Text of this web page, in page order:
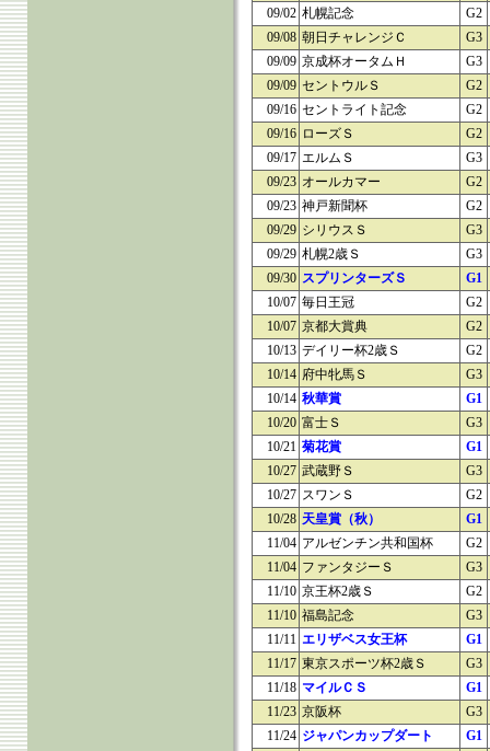
09/02 札幌記念
G2
09/08 朝日チャレンジＣ
G3
09/09 京成杯オータムＨ
G3
09/09 セントウルＳ
G2
09/16 セントライト記念
G2
09/16 ローズＳ
G2
09/17 エルムＳ
G3
09/23 オールカマー
G2
09/23 神戸新聞杯
G2
09/29 シリウスＳ
G3
09/29 札幌2歳Ｓ
G3
09/30 スプリンターズＳ
G1
10/07 毎日王冠
G2
10/07 京都大賞典
G2
10/13 デイリー杯2歳Ｓ
G2
10/14 府中牝馬Ｓ
G3
10/14 秋華賞
G1
10/20 富士Ｓ
G3
10/21 菊花賞
G1
10/27 武蔵野Ｓ
G3
10/27 スワンＳ
G2
10/28 天皇賞（秋）
G1
11/04 アルゼンチン共和国杯
G2
11/04 ファンタジーＳ
G3
11/10 京王杯2歳Ｓ
G2
11/10 福島記念
G3
11/11 エリザベス女王杯
G1
11/17 東京スポーツ杯2歳Ｓ
G3
11/18 マイルＣＳ
G1
11/23 京阪杯
G3
11/24 ジャパンカップダート
G1